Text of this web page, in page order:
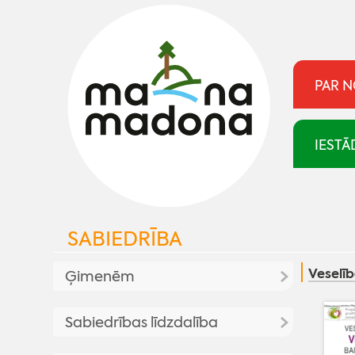
PAR
SABIEDRĪBA
Ģimenēm
Atbalsts ģimenēm
Sabiedrības līdzdalība